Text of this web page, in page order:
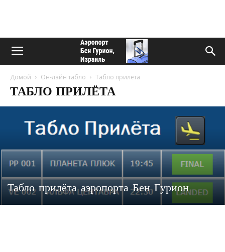
Домой Он-лайн табло Табло прилёта
ТАБЛО ПРИЛЁТА
Табло прилёта аэропорта Бен Гурион